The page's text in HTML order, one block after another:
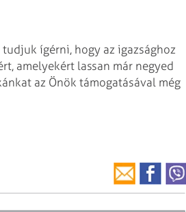
ígérni, hogy az igazsághoz
amelyekért lassan már negyed
az Önök támogatásával még